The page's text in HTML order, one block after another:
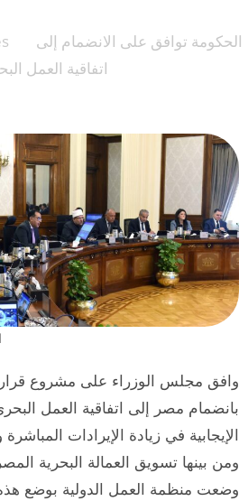
الحكومة توافق على الانضمام إلى
اتفاقية العمل
وافق مجلس الوزراء على مشروع
الإيجابية في زيادة الإيرادات
ومن بينها تسويق العمالة البحرية
وضعت منظمة العمل الدولية بوضع